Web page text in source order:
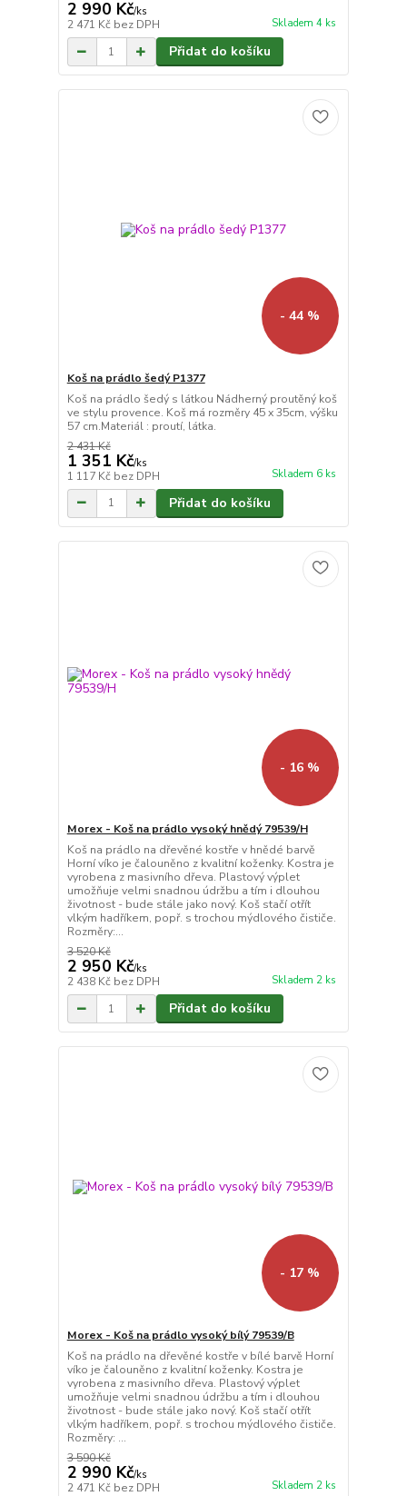
2 990 Kč/ks
2 471 Kč bez DPH Skladem 4 ks
Přidat do košíku
- 44 %
Koš na prádlo šedý P1377
Koš na prádlo šedý s látkou Nádherný proutěný koš
ve stylu provence. Koš má rozměry 45 x 35cm, výšku
57 cm.Materiál : proutí, látka.
2 431 Kč
1 351 Kč/ks
1 117 Kč bez DPH Skladem 6 ks
Přidat do košíku
- 16 %
Morex - Koš na prádlo vysoký hnědý 79539/H
Koš na prádlo na dřevěné kostře v hnědé barvě
Horní víko je čalouněno z kvalitní koženky. Kostra je
vyrobena z masivního dřeva. Plastový výplet
umožňuje velmi snadnou údržbu a tím i dlouhou
životnost - bude stále jako nový. Koš stačí otřít
vlkým hadříkem, popř. s trochou mýdlového čističe.
Rozměry:...
3 520 Kč
2 950 Kč/ks
2 438 Kč bez DPH Skladem 2 ks
Přidat do košíku
- 17 %
Morex - Koš na prádlo vysoký bílý 79539/B
Koš na prádlo na dřevěné kostře v bílé barvě Horní
víko je čalouněno z kvalitní koženky. Kostra je
vyrobena z masivního dřeva. Plastový výplet
umožňuje velmi snadnou údržbu a tím i dlouhou
životnost - bude stále jako nový. Koš stačí otřít
vlkým hadříkem, popř. s trochou mýdlového čističe.
Rozměry: ...
3 590 Kč
2 990 Kč/ks
2 471 Kč bez DPH Skladem 2 ks